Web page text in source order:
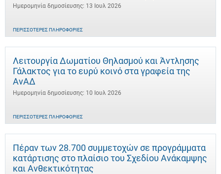
Ημερομηνία δημοσίευσης: 13 Ιουλ 2026
ΠΕΡΙΣΣΌΤΕΡΕΣ ΠΛΗΡΟΦΟΡΊΕΣ
Λειτουργία Δωματίου Θηλασμού και Άντλησης
Γάλακτος για το ευρύ κοινό στα γραφεία της
ΑνΑΔ
Ημερομηνία δημοσίευσης: 10 Ιουλ 2026
ΠΕΡΙΣΣΌΤΕΡΕΣ ΠΛΗΡΟΦΟΡΊΕΣ
Πέραν των 28.700 συμμετοχών σε προγράμματα
κατάρτισης στο πλαίσιο του Σχεδίου Ανάκαμψης
και Ανθεκτικότητας